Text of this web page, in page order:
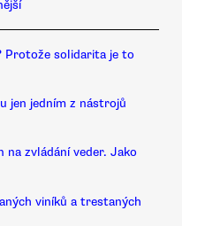
Protože solidarita je to
jen jedním z nástrojů
na zvládání veder. Jako
viníků a trestaných